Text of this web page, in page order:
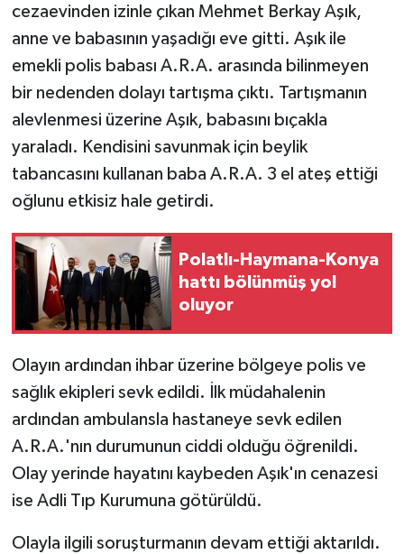
cezaevinden izinle çıkan Mehmet Berkay Aşık,
anne ve babasının yaşadığı eve gitti. Aşık ile
emekli polis babası A.R.A. arasında bilinmeyen
bir nedenden dolayı tartışma çıktı. Tartışmanın
alevlenmesi üzerine Aşık, babasını bıçakla
yaraladı. Kendisini savunmak için beylik
tabancasını kullanan baba A.R.A. 3 el ateş ettiği
oğlunu etkisiz hale getirdi.
Polatlı-Haymana-Konya
hattı bölünmüş yol
oluyor
Olayın ardından ihbar üzerine bölgeye polis ve
sağlık ekipleri sevk edildi. İlk müdahalenin
ardından ambulansla hastaneye sevk edilen
A.R.A.'nın durumunun ciddi olduğu öğrenildi.
Olay yerinde hayatını kaybeden Aşık'ın cenazesi
ise Adli Tıp Kurumuna götürüldü.
Olayla ilgili soruşturmanın devam ettiği aktarıldı.
HABERDE İNSAN
İNSAN
İş Dünyası
Kadın
KÜLTÜR SANAT
MAGAZİN
POLİTİKA
Sağlık
SİYASET